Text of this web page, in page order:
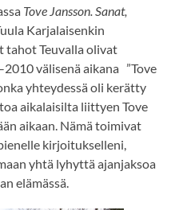
Tove Jansson. Sanat,
Karjalaisenkin
tahot Teuvalla olivat
välisenä aikana ”Tove
yhteydessä oli kerätty
aikalaisilta liittyen Tove
aikaan. Nämä toimivat
kirjoitukselleni,
yhtä lyhyttä ajanjaksoa
elämässä.